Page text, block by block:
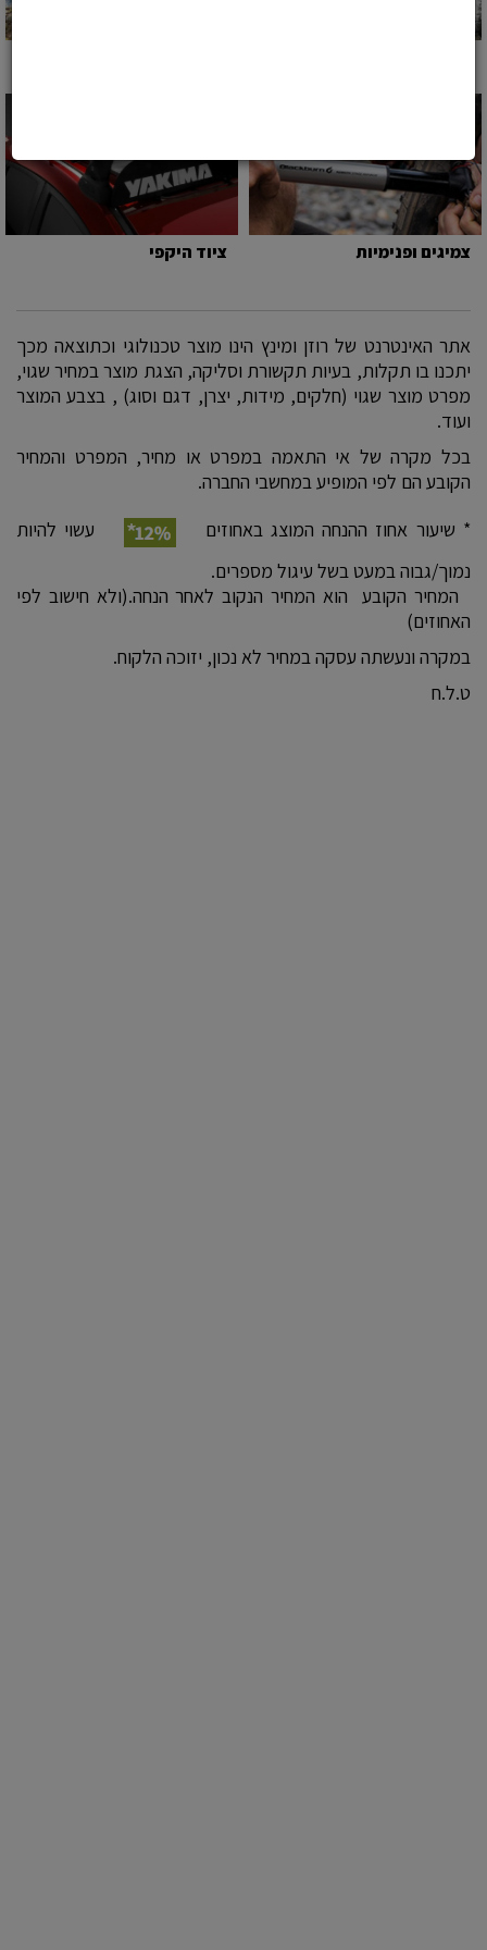
צמיגים ופנימיות ציוד היקפי
אתר האינטרנט של רוזן ומינץ הינו מוצר טכנולוגי וכתוצאה מכך
יתכנו בו תקלות, בעיות תקשורת וסליקה, הצגת מוצר במחיר שגוי,
מפרט מוצר שגוי (חלקים, מידות, יצרן, דגם וסוג) , בצבע המוצר
ועוד.
בכל מקרה של אי התאמה במפרט או מחיר, המפרט והמחיר
הקובע הם לפי המופיע במחשבי החברה.
* שיעור אחוז ההנחה המוצג באחוזים
עשוי להיות
נמוך/גבוה במעט בשל עיגול מספרים.
המחיר הקובע הוא המחיר הנקוב לאחר הנחה.(ולא חישוב לפי
האחוזים)
במקרה ונעשתה עסקה במחיר לא נכון, יזוכה הלקוח.
ט.ל.ח